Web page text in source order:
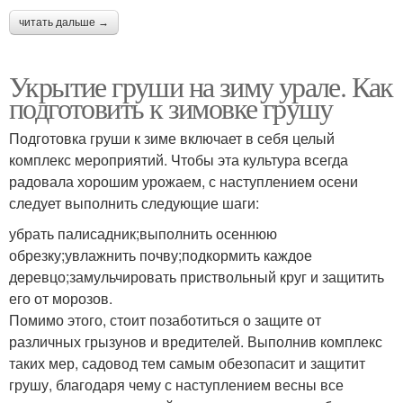
читать дальше →
Укрытие груши на зиму урале. Как
подготовить к зимовке грушу
Подготовка груши к зиме включает в себя целый
комплекс мероприятий. Чтобы эта культура всегда
радовала хорошим урожаем, с наступлением осени
следует выполнить следующие шаги:
убрать палисадник;выполнить осеннюю
обрезку;увлажнить почву;подкормить каждое
деревцо;замульчировать приствольный круг и защитить
его от морозов.
Помимо этого, стоит позаботиться о защите от
различных грызунов и вредителей. Выполнив комплекс
таких мер, садовод тем самым обезопасит и защитит
грушу, благодаря чему с наступлением весны все